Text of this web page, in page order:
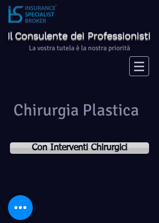
Il Consulente dei Professionisti
La vostra tutela è la nostra priorità
Chirurgia Plastica
Con Interventi Chirurgici